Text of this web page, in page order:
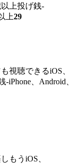
上投げ銭-
上29
視聴できるiOS、
、Android、
もうiOS、